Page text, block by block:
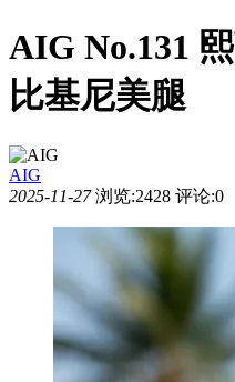
AIG No.131
比基尼美腿
AIG
2025-11-27 浏览:2428 评论:0